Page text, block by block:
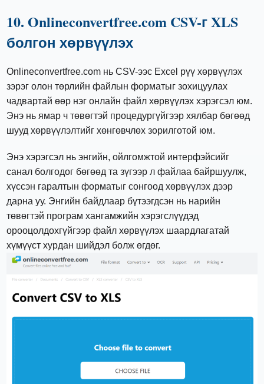
10. Onlineconvertfree.com CSV-г XLS
болгон хөрвүүлэх
Onlineconvertfree.com нь CSV-ээс Excel рүү хөрвүүлэх
зэрэг олон төрлийн файлын форматыг зохицуулах
чадвартай өөр нэг онлайн файл хөрвүүлэх хэрэгсэл юм.
Энэ нь ямар ч төвөгтэй процедургүйгээр хялбар бөгөөд
шууд хөрвүүлэлтийг хөнгөвчлөх зорилготой юм.
Энэ хэрэгсэл нь энгийн, ойлгомжтой интерфэйсийг
санал болгодог бөгөөд та зүгээр л файлаа байршуулж,
хүссэн гаралтын форматыг сонгоод хөрвүүлэх дээр
дарна уу. Энгийн байдлаар бүтээгдсэн нь нарийн
төвөгтэй програм хангамжийн хэрэгслүүдэд
орооцолдохгүйгээр файл хөрвүүлэх шаардлагатай
хүмүүст хурдан шийдэл болж өгдөг.